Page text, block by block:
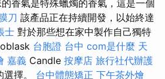
香氣是特殊蠟燭的香氣，這是一個
刀 該產品正在持續開發，以始終達
士 對於那些想在家中製作自己獨特
台胞證 台中 com是什麼 天
嘉義 Candle 按摩店 旅行社代辦護
擇。 台中體態矯正 下午茶外燴